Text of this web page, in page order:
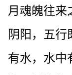
月魂魄往来
阴阳，五
有水，水中